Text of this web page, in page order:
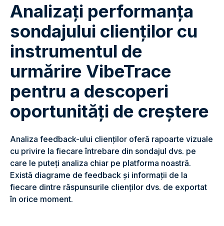
Analizați performanța
sondajului clienților cu
instrumentul de
urmărire VibeTrace
pentru a descoperi
oportunități de creștere
Analiza feedback-ului clienților oferă rapoarte vizuale
cu privire la fiecare întrebare din sondajul dvs. pe
care le puteți analiza chiar pe platforma noastră.
Există diagrame de feedback și informații de la
fiecare dintre răspunsurile clienților dvs. de exportat
în orice moment.